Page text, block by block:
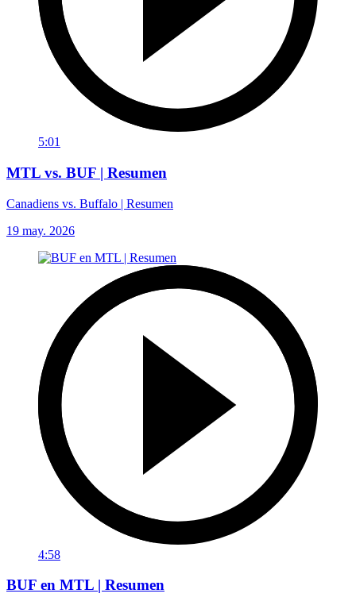
5:01
MTL vs. BUF | Resumen
Canadiens vs. Buffalo | Resumen
19 may. 2026
4:58
BUF en MTL | Resumen